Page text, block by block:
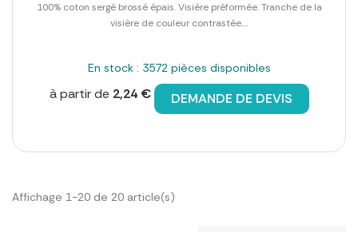
100% coton sergé brossé épais. Visière préformée. Tranche de la
visière de couleur contrastée....
En stock : 3572 pièces disponibles
à partir de 2,24 € DEMANDE DE DEVIS
Affichage 1-20 de 20 article(s)